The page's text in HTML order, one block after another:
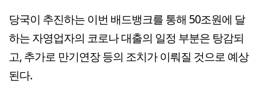
당국이 추진하는 이번 배드뱅크를 통해 50조원에 달
하는 자영업자의 코로나 대출의 일정 부분은 탕감되
고, 추가로 만기연장 등의 조치가 이뤄질 것으로 예상
된다.